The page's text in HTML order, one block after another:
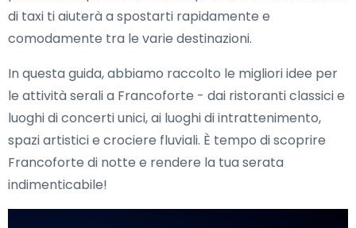
di taxi ti aiuterà a spostarti rapidamente e
comodamente tra le varie destinazioni.
In questa guida, abbiamo raccolto le migliori idee per
le attività serali a Francoforte - dai ristoranti classici e
luoghi di concerti unici, ai luoghi di intrattenimento,
spazi artistici e crociere fluviali. È tempo di scoprire
Francoforte di notte e rendere la tua serata
indimenticabile!